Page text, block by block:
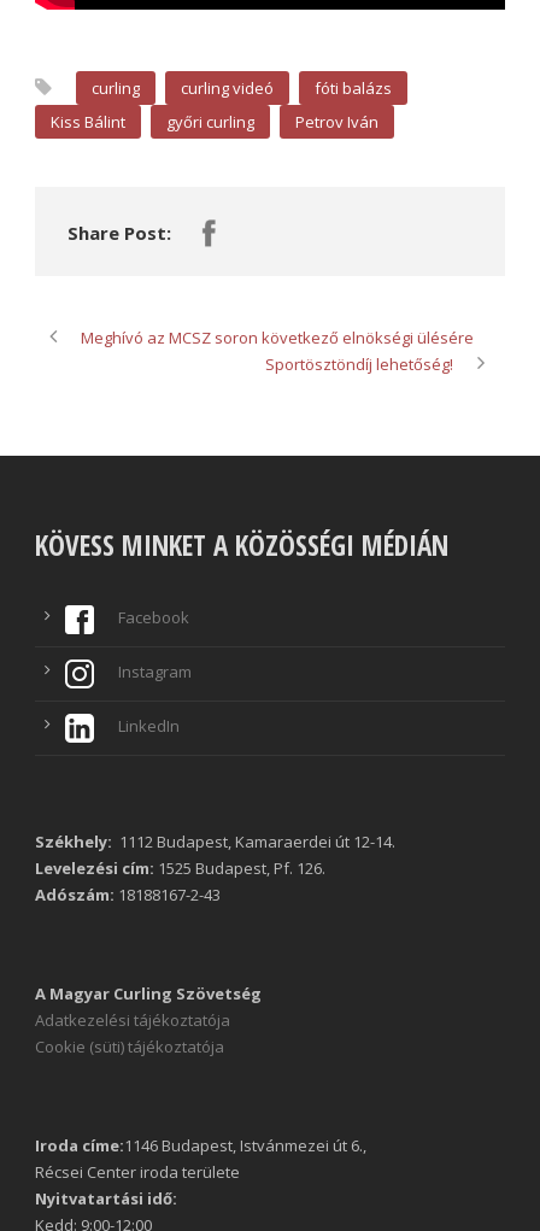
curling curling videó
fóti balázs
Kiss Bálint
győri curling Petrov Iván
Share Post:
Meghívó az MCSZ soron következő elnökségi ülésére
Sportösztöndíj lehetőség!
KÖVESS MINKET A KÖZÖSSÉGI MÉDIÁN
Facebook
Instagram
LinkedIn
Székhely: 1112 Budapest, Kamaraerdei út 12-14.
Levelezési cím: 1525 Budapest, Pf. 126.
Adószám: 18188167-2-43
A Magyar Curling Szövetség
Adatkezelési tájékoztatója
Cookie (süti) tájékoztatója
Iroda címe:1146 Budapest, Istvánmezei út 6.,
Récsei Center iroda területe
Nyitvatartási idő:
Kedd: 9:00-12:00